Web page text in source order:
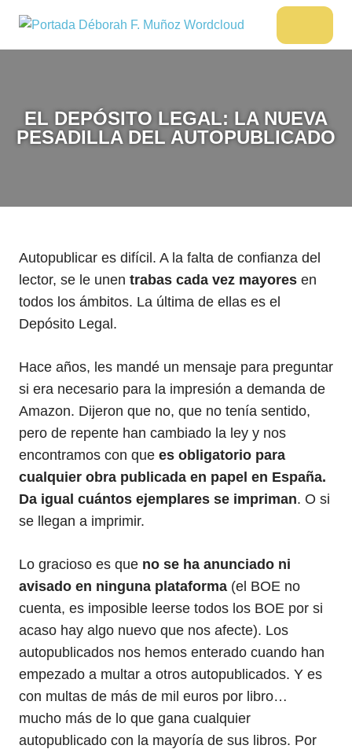
contenido
DÉBORAH
viajes
más
EL DEPÓSITO LEGAL: LA NUEVA
PESADILLA DEL AUTOPUBLICADO
Autopublicar es difícil. A la falta de confianza del
lector, se le unen trabas cada vez mayores en
todos los ámbitos. La última de ellas es el
Depósito Legal.
Hace años, les mandé un mensaje para preguntar
si era necesario para la impresión a demanda de
Amazon. Dijeron que no, que no tenía sentido,
pero de repente han cambiado la ley y nos
encontramos con que es obligatorio para
cualquier obra publicada en papel en España.
Da igual cuántos ejemplares se impriman. O si
se llegan a imprimir.
Lo gracioso es que no se ha anunciado ni
avisado en ninguna plataforma (el BOE no
cuenta, es imposible leerse todos los BOE por si
acaso hay algo nuevo que nos afecte). Los
autopublicados nos hemos enterado cuando han
empezado a multar a otros autopublicados. Y es
con multas de más de mil euros por libro…
mucho más de lo que gana cualquier
autopublicado con la mayoría de sus libros. Por